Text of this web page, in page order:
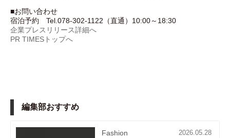
■お問い合わせ
宿泊予約 Tel.078-302-1122（直通）10:00～18:30
企業プレスリリース詳細へ
PR TIMESトップへ
編集部おすすめ
Fashion
2026.05.28